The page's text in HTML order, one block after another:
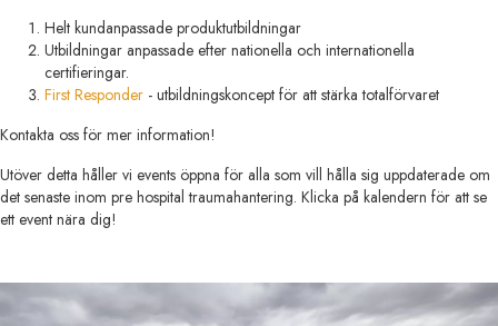
Helt kundanpassade produktutbildningar
Utbildningar anpassade efter nationella och internationella
certifieringar.
First Responder - utbildningskoncept för att stärka totalförvaret
Kontakta oss för mer information!
Utöver detta håller vi events öppna för alla som vill hålla sig uppdaterade om
det senaste inom pre hospital traumahantering. Klicka på kalendern för att se
ett event nära dig!